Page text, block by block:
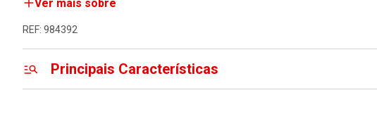
Ver mais sobre
REF: 984392
Principais Características